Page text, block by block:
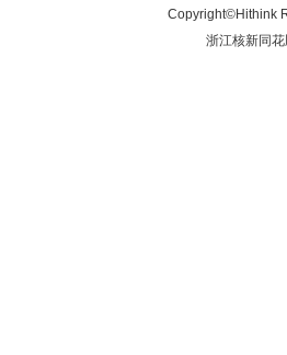
Copyright©Hithink
浙江核新同